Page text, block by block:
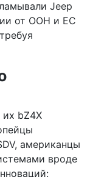
Jeep
от ООН и ЕС
bZ4X
американцы
вроде